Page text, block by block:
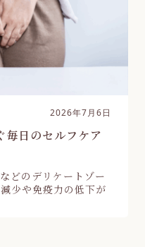
2026年7月6日
毎日のセルフケア
どのデリケートゾー
少や免疫力の低下が